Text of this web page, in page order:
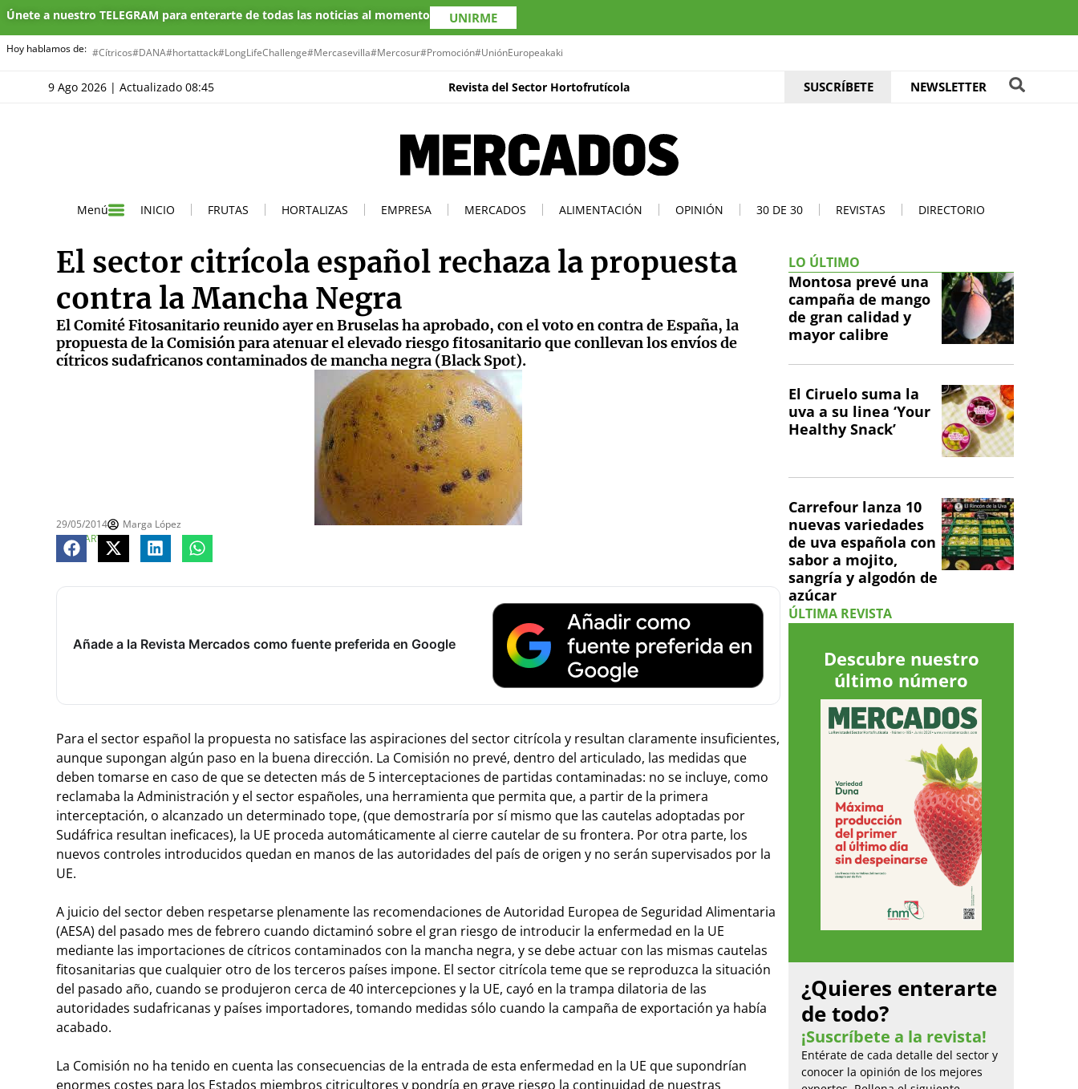
Únete a nuestro TELEGRAM para enterarte de todas las noticias al momento UNIRME
Hoy hablamos de: #Cítricos#DANA#hortattack#LongLifeChallenge#Mercasevilla#Mercosur#Promoción#UniónEuropeakaki
9 Ago 2026 | Actualizado 08:45 Revista del Sector Hortofrutícola SUSCRÍBETE NEWSLETTER
Menú INICIO FRUTAS HORTALIZAS EMPRESA MERCADOS ALIMENTACIÓN OPINIÓN 30 DE 30 REVISTAS DIRECTORIO
El sector citrícola español rechaza la propuesta
contra la Mancha Negra
El Comité Fitosanitario reunido ayer en Bruselas ha aprobado, con el voto en contra de España, la
propuesta de la Comisión para atenuar el elevado riesgo fitosanitario que conllevan los envíos de
cítricos sudafricanos contaminados de mancha negra (Black Spot).
29/05/2014
Marga López
COMPARTE
Añade a la Revista Mercados como fuente preferida en Google
Para el sector español la propuesta no satisface las aspiraciones del sector citrícola y resultan claramente insuficientes,
aunque supongan algún paso en la buena dirección. La Comisión no prevé, dentro del articulado, las medidas que
deben tomarse en caso de que se detecten más de 5 interceptaciones de partidas contaminadas: no se incluye, como
reclamaba la Administración y el sector españoles, una herramienta que permita que, a partir de la primera
interceptación, o alcanzado un determinado tope, (que demostraría por sí mismo que las cautelas adoptadas por
Sudáfrica resultan ineficaces), la UE proceda automáticamente al cierre cautelar de su frontera. Por otra parte, los
nuevos controles introducidos quedan en manos de las autoridades del país de origen y no serán supervisados por la
UE.
A juicio del sector deben respetarse plenamente las recomendaciones de Autoridad Europea de Seguridad Alimentaria
(AESA) del pasado mes de febrero cuando dictaminó sobre el gran riesgo de introducir la enfermedad en la UE
mediante las importaciones de cítricos contaminados con la mancha negra, y se debe actuar con las mismas cautelas
fitosanitarias que cualquier otro de los terceros países impone. El sector citrícola teme que se reproduzca la situación
del pasado año, cuando se produjeron cerca de 40 intercepciones y la UE, cayó en la trampa dilatoria de las
autoridades sudafricanas y países importadores, tomando medidas sólo cuando la campaña de exportación ya había
acabado.
La Comisión no ha tenido en cuenta las consecuencias de la entrada de esta enfermedad en la UE que supondrían
enormes costes para los Estados miembros citricultores y pondría en grave riesgo la continuidad de nuestras
LO ÚLTIMO
Montosa prevé una
campaña de mango
de gran calidad y
mayor calibre
El Ciruelo suma la
uva a su linea ‘Your
Healthy Snack’
Carrefour lanza 10
nuevas variedades
de uva española con
sabor a mojito,
sangría y algodón de
azúcar
ÚLTIMA REVISTA
Descubre nuestro
último número
¿Quieres enterarte
de todo?
¡Suscríbete a la revista!
Entérate de cada detalle del sector y
conocer la opinión de los mejores